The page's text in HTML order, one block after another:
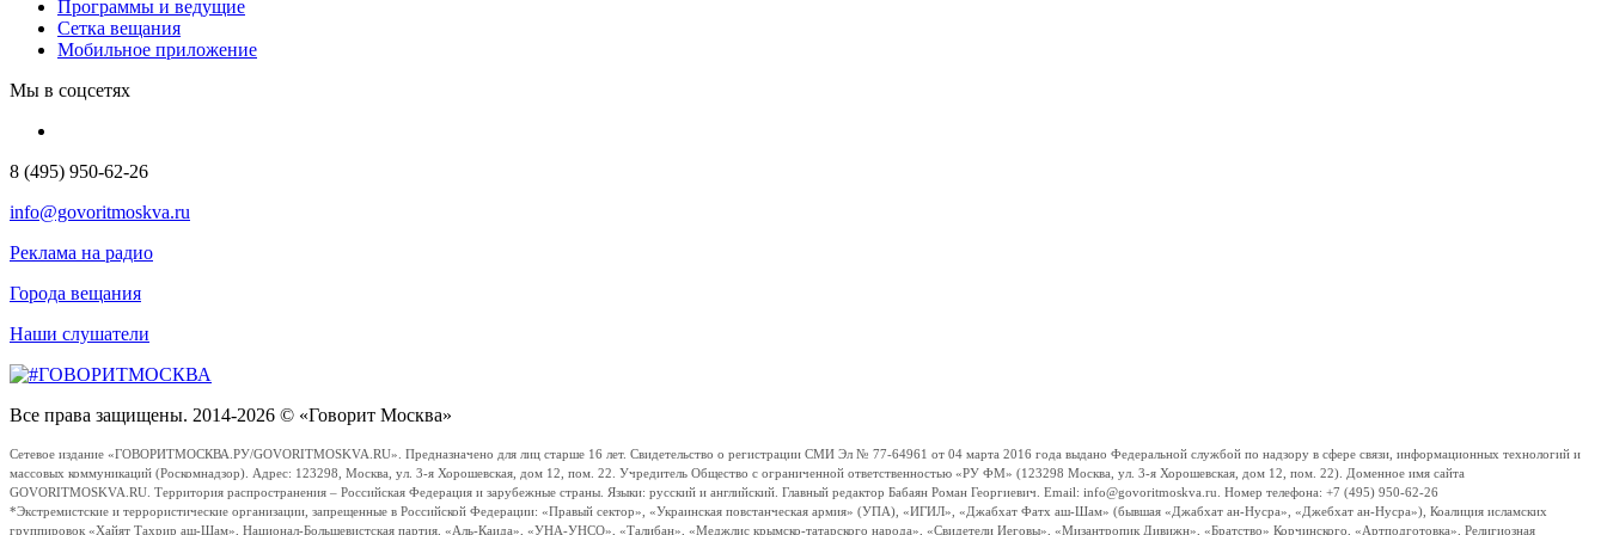
Программы и ведущие
Сетка вещания
Мобильное приложение
Мы в соцсетях
8 (495) 950-62-26
info@govoritmoskva.ru
Реклама на радио
Города вещания
Наши слушатели
Все права защищены. 2014-2026 © «Говорит Москва»
Сетевое издание «ГОВОРИТМОСКВА.РУ/GOVORITMOSKVA.RU». Предназначено для лиц старше 16 лет. Свидетельство о регистрации СМИ Эл № 77-64961 от 04 марта 2016 года выдано Федеральной службой по надзору в сфере связи, информационных технологий и
массовых коммуникаций (Роскомнадзор). Адрес: 123298, Москва, ул. 3-я Хорошевская, дом 12, пом. 22. Учредитель Общество с ограниченной ответственностью «РУ ФМ» (123298 Москва, ул. 3-я Хорошевская, дом 12, пом. 22). Доменное имя сайта
GOVORITMOSKVA.RU. Территория распространения – Российская Федерация и зарубежные страны. Языки: русский и английский. Главный редактор Бабаян Роман Георгиевич. Email: info@govoritmoskva.ru. Номер телефона: +7 (495) 950-62-26
*Экстремистские и террористические организации, запрещенные в Российской Федерации: «Правый сектор», «Украинская повстанческая армия» (УПА), «ИГИЛ», «Джабхат Фатх аш-Шам» (бывшая «Джабхат ан-Нусра», «Джебхат ан-Нусра»), Коалиция исламских
группировок «Хайят Тахрир аш-Шам», Национал-Большевистская партия, «Аль-Каида», «УНА-УНСО», «Талибан», «Меджлис крымско-татарского народа», «Свидетели Иеговы», «Мизантропик Дивижн», «Братство» Корчинского, «Артподготовка», Религиозная